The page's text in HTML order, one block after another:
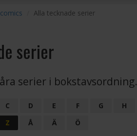
Alla tecknade serier
serier
serier i bokstavsordning.
C D E F G H
Z Å Ä Ö